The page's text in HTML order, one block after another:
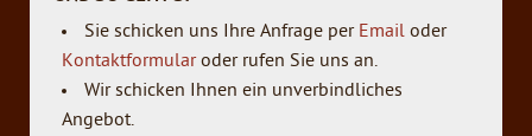
Sie schicken uns Ihre Anfrage perEmailoder
Kontaktformularoder rufen Sie uns an.
Wir schicken Ihnen ein unverbindliches
Angebot.